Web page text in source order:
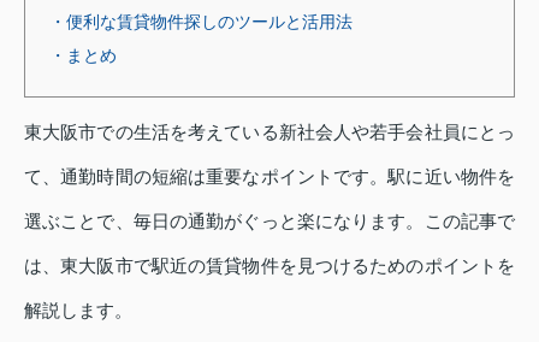
・便利な賃貸物件探しのツールと活用法
・まとめ
東大阪市での生活を考えている新社会人や若手会社員にとっ
て、通勤時間の短縮は重要なポイントです。駅に近い物件を
選ぶことで、毎日の通勤がぐっと楽になります。この記事で
は、東大阪市で駅近の賃貸物件を見つけるためのポイントを
解説します。